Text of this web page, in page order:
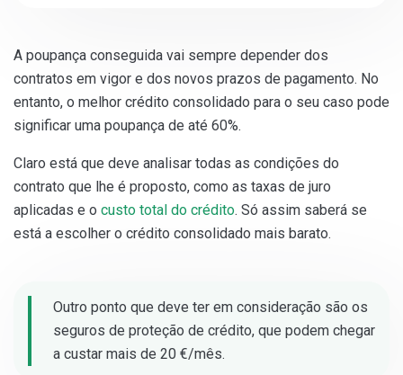
A poupança conseguida vai sempre depender dos
contratos em vigor e dos novos prazos de pagamento. No
entanto, o melhor crédito consolidado para o seu caso pode
significar uma poupança de até 60%.
Claro está que deve analisar todas as condições do
contrato que lhe é proposto, como as taxas de juro
aplicadas e o custo total do crédito. Só assim saberá se
está a escolher o crédito consolidado mais barato.
Outro ponto que deve ter em consideração são os
seguros de proteção de crédito, que podem chegar
a custar mais de 20 €/mês.